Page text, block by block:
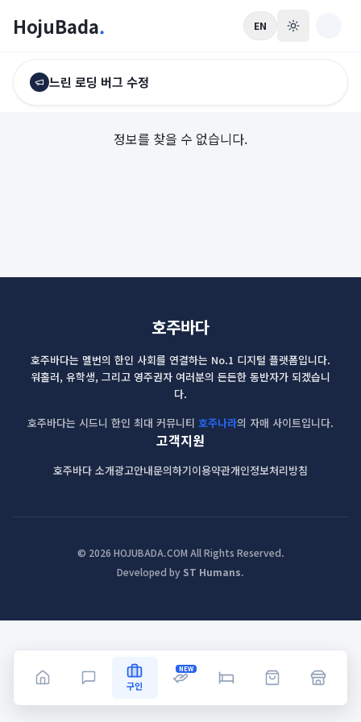
HojuBada. EN
느린 로딩 버그 수정
정보를 찾을 수 없습니다.
호주바다
호주바다는 멜번의 한인 사회를 연결하는 No.1 디지털 플랫폼입니다.
워홀러, 유학생, 그리고 영주권자 여러분의 든든한 동반자가 되겠습니
다.
호주바다는 시드니 한인 최대 커뮤니티 호주나라의 자매 사이트입니다.
고객지원
호주바다 소개광고안내문의하기이용약관개인정보처리방침
© 2026 HOJUBADA.COM All Rights Reserved.
Developed by ST Humans.
구인
NEW